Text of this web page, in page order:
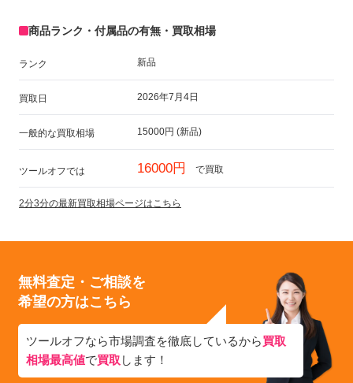
商品ランク・付属品の有無・買取相場
ランク 新品
買取日 2026年7月4日
一般的な買取相場 15000円 (新品)
ツールオフでは 16000円 で買取
2分3分の最新買取相場ページはこちら
無料査定・ご相談を
希望の方はこちら
ツールオフなら市場調査を徹底しているから買取
相場最高値で買取 します！